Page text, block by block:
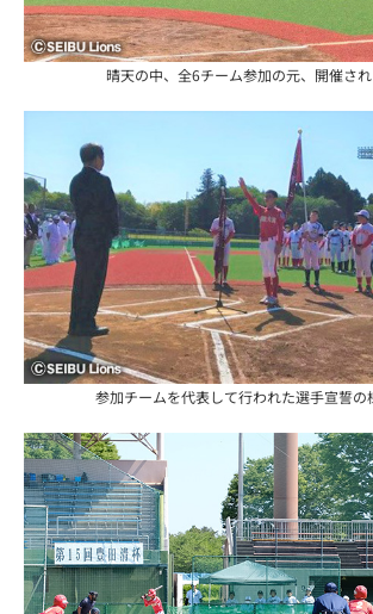
晴天の中、全6チーム参加の元、開催され
参加チームを代表して行われた選手宣誓の